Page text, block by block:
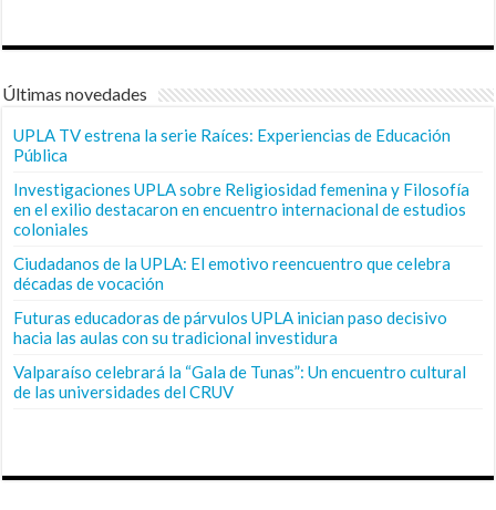
Últimas novedades
UPLA TV estrena la serie Raíces: Experiencias de Educación
Pública
Investigaciones UPLA sobre Religiosidad femenina y Filosofía
en el exilio destacaron en encuentro internacional de estudios
coloniales
Ciudadanos de la UPLA: El emotivo reencuentro que celebra
décadas de vocación
Futuras educadoras de párvulos UPLA inician paso decisivo
hacia las aulas con su tradicional investidura
Valparaíso celebrará la “Gala de Tunas”: Un encuentro cultural
de las universidades del CRUV